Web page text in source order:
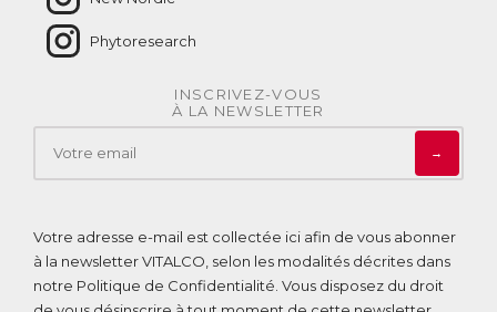
Phytoresearch
INSCRIVEZ-VOUS
À LA NEWSLETTER
→
Votre adresse e-mail est collectée ici afin de vous abonner
à la newsletter VITALCO, selon les modalités décrites dans
notre Politique de Confidentialité . Vous disposez du droit